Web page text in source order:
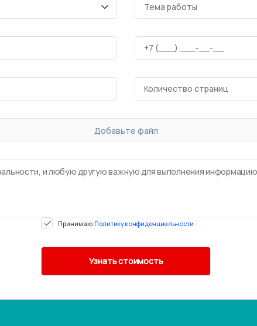
Добавьте файл
Принимаю Политику конфиденциальности